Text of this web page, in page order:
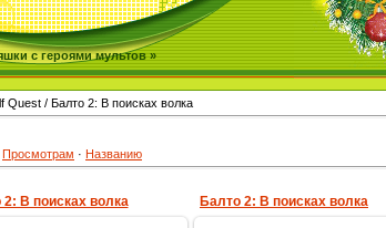
с героями мультов »
Quest / Балто 2: В поисках волка
Просмотрам · Названию
В поисках волка Балто 2: В поисках волка